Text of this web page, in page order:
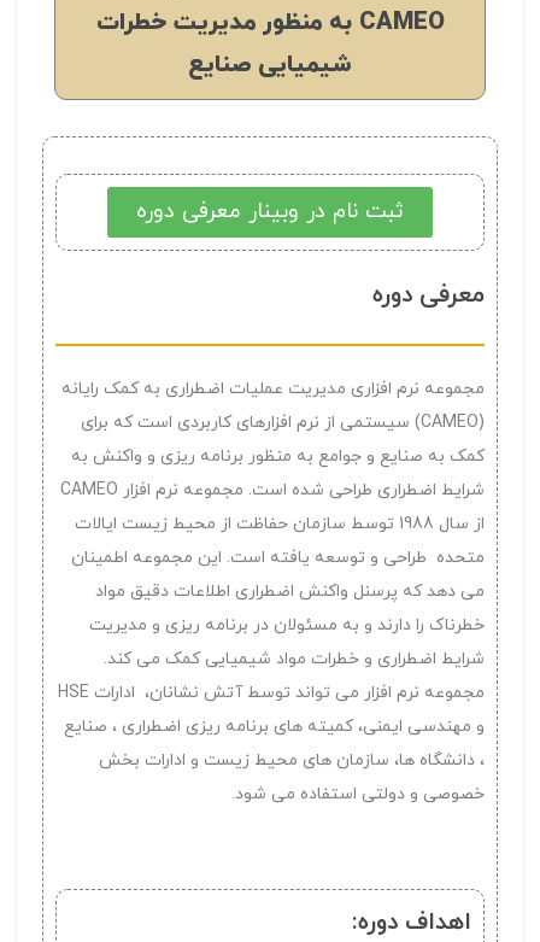
CAMEO به منظور مدیریت خطرات
شیمیایی صنایع
ثبت نام در وبینار معرفی دوره
معرفی دوره
مجموعه نرم افزاری مدیریت عملیات اضطراری به کمک رایانه
(CAMEO) سیستمی از نرم افزارهای کاربردی است که برای
کمک به صنایع و جوامع به منظور برنامه ریزی و واکنش به
شرایط اضطراری طراحی شده است. مجموعه نرم افزار CAMEO
از سال 1988 توسط سازمان حفاظت از محیط زیست ایالات
متحده طراحی و توسعه یافته است. این مجموعه اطمینان
می دهد که پرسنل واکنش اضطراری اطلاعات دقیق مواد
خطرناک را دارند و به مسئولان در برنامه ریزی و مدیریت
شرایط اضطراری و خطرات مواد شیمیایی کمک می کند.
مجموعه نرم افزار می تواند توسط آتش نشانان، ادارات HSE
و مهندسی ایمنی، کمیته های برنامه ریزی اضطراری ، صنایع
، دانشگاه ها، سازمان های محیط زیست و ادارات بخش
خصوصی و دولتی استفاده می شود.
اهداف دوره: